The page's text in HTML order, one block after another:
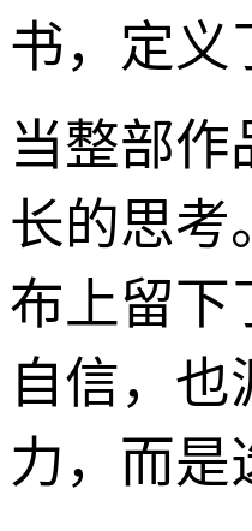
书，定义
当整部
长的思考
布上留下
自信，
力，而是